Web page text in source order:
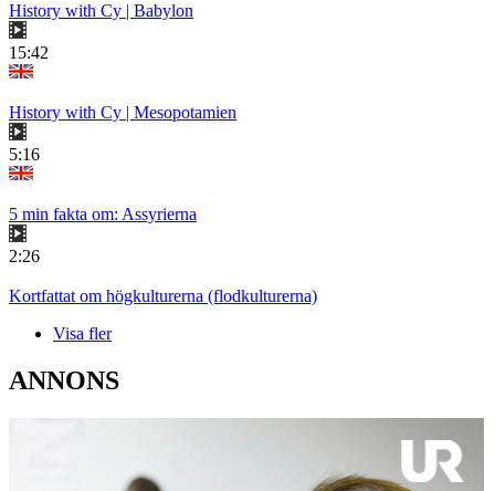
History with Cy | Babylon
15:42
History with Cy | Mesopotamien
5:16
5 min fakta om: Assyrierna
2:26
Kortfattat om högkulturerna (flodkulturerna)
Visa fler
ANNONS